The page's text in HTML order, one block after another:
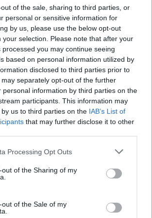
of the sale, sharing to third parties, or
personal or sensitive information for
by us, please use the below opt-out
your selection. Please note that after your
you may continue seeing
based on personal information utilized by
disclosed to third parties prior to
separately opt-out of the further
personal information by third parties on the
participants. This information may
us to third parties on the IAB’s List of
that may further disclose it to other
website/app uses one or more Google
visit or usage behaviour. You may click to
to Google and its third-party tags to
specified purposes in below Google
Processing Opt Outs
out of the Sharing of my
out of the Sale of my